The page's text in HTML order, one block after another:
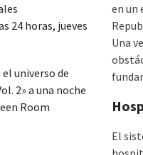
en un
Una
El
24 horas, jueves
universo de
2» a una noche
Room